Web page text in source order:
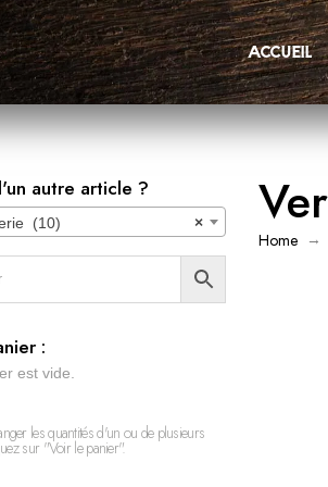
accueil
autre article ?
×
(10)
:
est vide.
les quantités d'un ou de plusieurs
sur "Voir le panier".
Home →